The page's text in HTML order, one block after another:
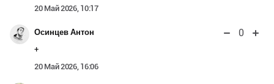
20 Май 2026, 10:17
Осинцев Антон 0
+
20 Май 2026, 16:06